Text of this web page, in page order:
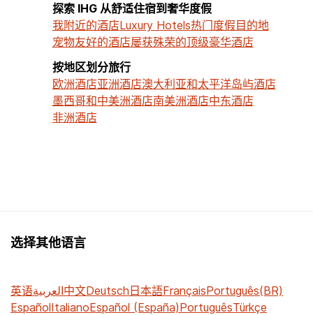
探索 IHG 从舒适住宿到奢华度假
我附近的酒店Luxury Hotels热门度假目的地
宠物友好的酒店屡获殊荣的顶级豪华酒店
按地区划分旅行
欧洲酒店亚洲酒店澳大利亚和太平洋岛屿酒店
墨西哥和中美洲酒店南美洲酒店中东酒店
非洲酒店
选择其他语言
英语العربية中文Deutsch日本語FrançaisPortuguês(BR)
EspañolItalianoEspañol (España)PortuguêsTürkçe